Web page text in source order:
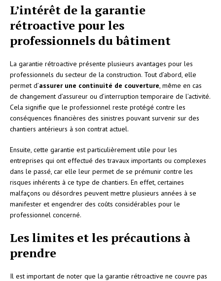
L’intérêt de la garantie
rétroactive pour les
professionnels du bâtiment
La garantie rétroactive présente plusieurs avantages pour les
professionnels du secteur de la construction. Tout d’abord, elle
permet d’assurer une continuité de couverture, même en cas
de changement d’assureur ou d’interruption temporaire de l’activité.
Cela signifie que le professionnel reste protégé contre les
conséquences financières des sinistres pouvant survenir sur des
chantiers antérieurs à son contrat actuel.
Ensuite, cette garantie est particulièrement utile pour les
entreprises qui ont effectué des travaux importants ou complexes
dans le passé, car elle leur permet de se prémunir contre les
risques inhérents à ce type de chantiers. En effet, certaines
malfaçons ou désordres peuvent mettre plusieurs années à se
manifester et engendrer des coûts considérables pour le
professionnel concerné.
Les limites et les précautions à
prendre
Il est important de noter que la garantie rétroactive ne couvre pas